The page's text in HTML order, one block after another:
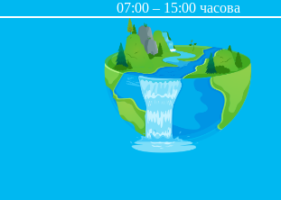
07:00 – 15:00 часова